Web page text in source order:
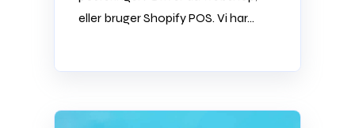
eller bruger Shopify POS. Vi har...